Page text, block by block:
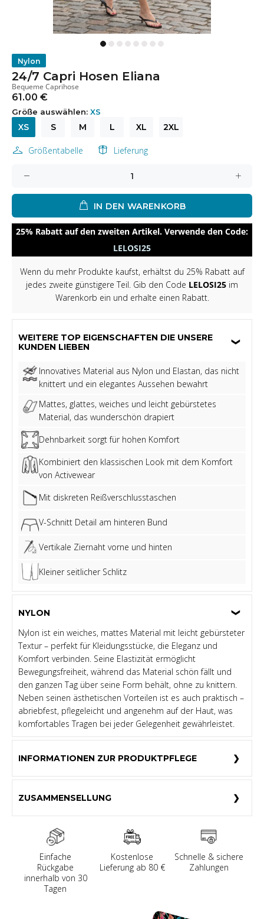
Nylon
24/7 Capri Hosen Eliana
Bequeme Caprihose
61.00 €
Größe auswählen: XS
XS S M L XL 2XL
Größentabelle Lieferung
IN DEN WARENKORB
25% Rabatt auf den zweiten Artikel. Verwende den Code:
LELOSI25
Wenn du mehr Produkte kaufst, erhältst du 25% Rabatt auf
jedes zweite günstigere Teil. Gib den Code LELOSI25 im
Warenkorb ein und erhalte einen Rabatt.
WEITERE TOP EIGENSCHAFTEN DIE UNSERE
KUNDEN LIEBEN
Innovatives Material aus Nylon und Elastan, das nicht
knittert und ein elegantes Aussehen bewahrt
Mattes, glattes, weiches und leicht gebürstetes
Material, das wunderschön drapiert
Dehnbarkeit sorgt für hohen Komfort
Kombiniert den klassischen Look mit dem Komfort
von Activewear
Mit diskreten Reißverschlusstaschen
V-Schnitt Detail am hinteren Bund
Vertikale Ziernaht vorne und hinten
Kleiner seitlicher Schlitz
NYLON
Nylon ist ein weiches, mattes Material mit leicht gebürsteter
Textur – perfekt für Kleidungsstücke, die Eleganz und
Komfort verbinden. Seine Elastizität ermöglicht
Bewegungsfreiheit, während das Material schön fällt und
den ganzen Tag über seine Form behält, ohne zu knittern.
Neben seinen ästhetischen Vorteilen ist es auch praktisch –
abriebfest, pflegeleicht und angenehm auf der Haut, was
komfortables Tragen bei jeder Gelegenheit gewährleistet.
INFORMATIONEN ZUR PRODUKTPFLEGE
ZUSAMMENSELLUNG
Einfache
Rückgabe
innerhalb von 30
Tagen
Kostenlose
Lieferung ab 80 €
Schnelle & sichere
Zahlungen